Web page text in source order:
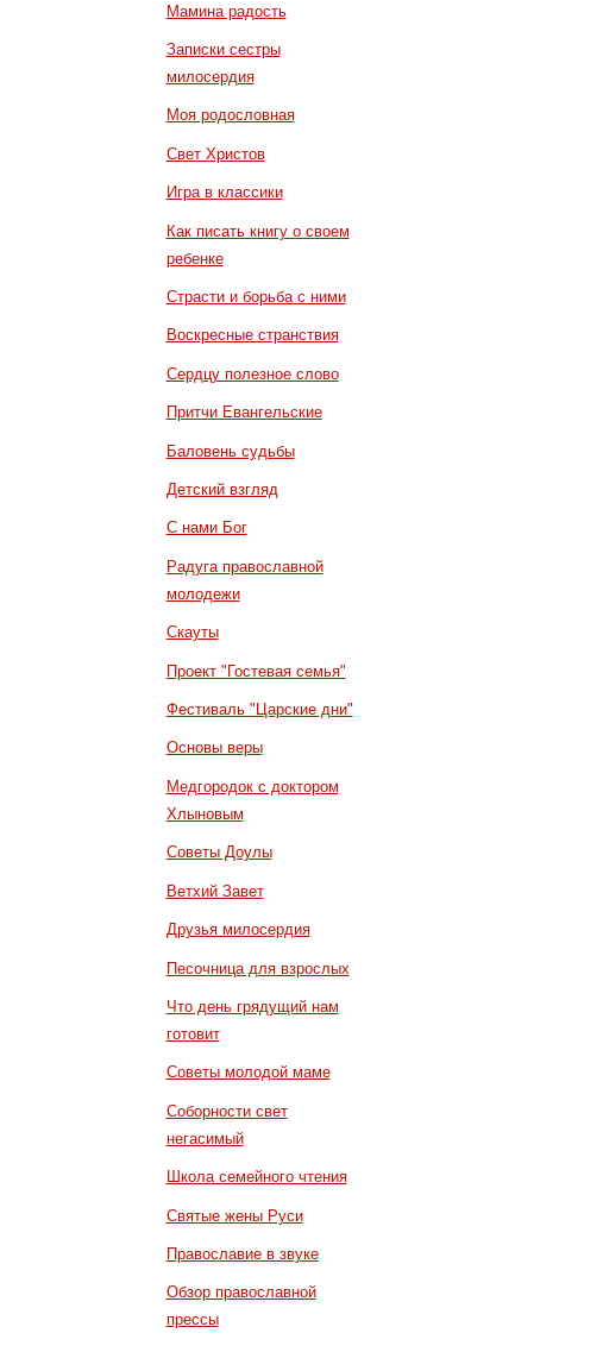
Мамина радость
Записки сестры
милосердия
Моя родословная
Свет Христов
Игра в классики
Как писать книгу о своем
ребенке
Страсти и борьба с ними
Воскресные странствия
Сердцу полезное слово
Притчи Евангельские
Баловень судьбы
Детский взгляд
С нами Бог
Радуга православной
молодежи
Скауты
Проект "Гостевая семья"
Фестиваль "Царские дни"
Основы веры
Медгородок с доктором
Хлыновым
Советы Доулы
Ветхий Завет
Друзья милосердия
Песочница для взрослых
Что день грядущий нам
готовит
Советы молодой маме
Соборности свет
негасимый
Школа семейного чтения
Святые жены Руси
Православие в звуке
Обзор православной
прессы